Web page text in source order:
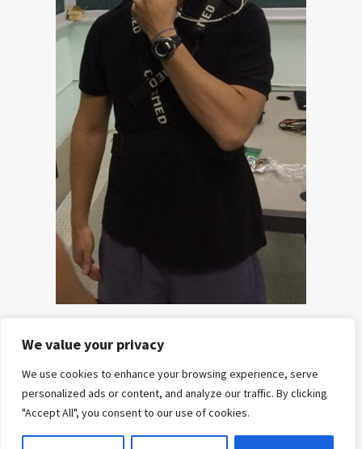
We value your privacy
We use cookies to enhance your browsing experience, serve
personalized ads or content, and analyze our traffic. By clicking
"Accept All", you consent to our use of cookies.
HOME POSTS CURSOS
E
MENTORIAS
E-
BOOKS
REFERÊNCIAS
SOBRE
NÓS
CONTATO
Copyright© All rights reserved to fisiologiadoexercicio.com